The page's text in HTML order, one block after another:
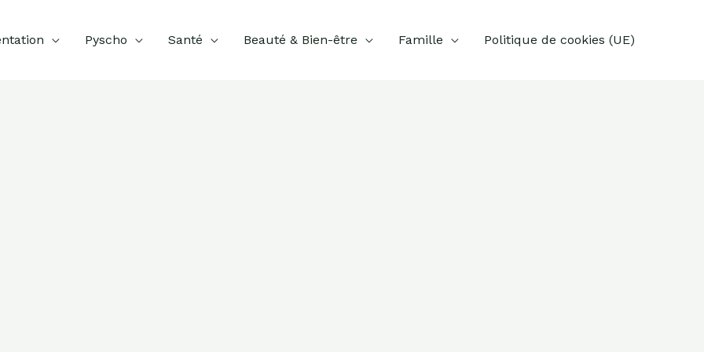
Pyscho Santé Beauté & Bien-être Famille Politique de cookies (UE)